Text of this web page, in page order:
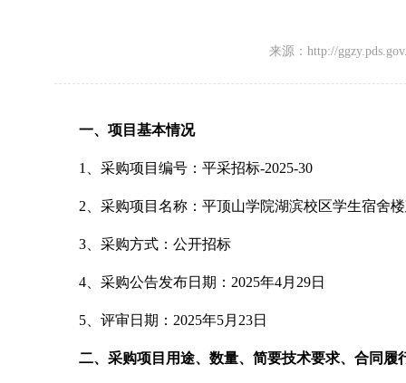
来源：http://
一、项目基本情况
1 、采购项目编号：平采招标-2025-30
2 、采购项目名称：平顶山学院湖滨校区学生宿舍
3 、采购方式：公开招标
4 、采购公告发布日期： 2025年4月29日
5 、评审日期： 2025年5月23日
二、采购项目用途、数量、简要技术要求、合同履